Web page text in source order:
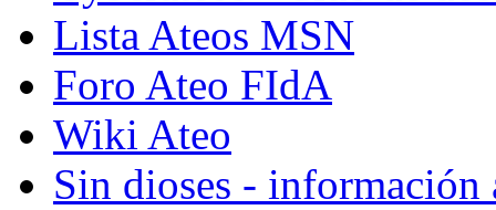
Lista Ateos MSN
Foro Ateo FIdA
Wiki Ateo
Sin dioses - información